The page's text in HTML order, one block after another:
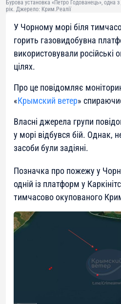
Бурова установка «Петро Годованець», одна
рік. Джерело: Крим.Реалії
У Чорному морі біля
горить газовидобувна
використовували російські
цілях.
Про це повідомляє
«Крымский ветер»
Власні джерела групи
у морі відбувся бій. Однак,
засоби були задіяні.
Позначка про пожежу у
одній із платформ у
тимчасово окупованого